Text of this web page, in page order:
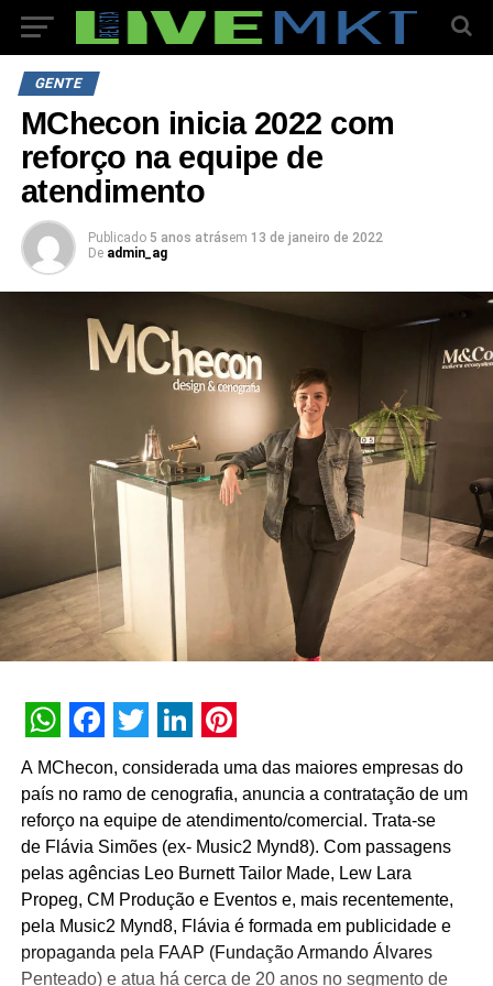
GENTE
MChecon inicia 2022 com
reforço na equipe de
atendimento
Publicado 5 anos atrásem 13 de janeiro de 2022
De admin_ag
WhatsApp
Facebook
Twitter
LinkedIn
Pinterest
A MChecon, considerada uma das maiores empresas do
país no ramo de cenografia, anuncia a contratação de um
reforço na equipe de atendimento/comercial. Trata-se
de Flávia Simões (ex- Music2 Mynd8). Com passagens
pelas agências Leo Burnett Tailor Made, Lew Lara
Propeg, CM Produção e Eventos e, mais recentemente,
pela Music2 Mynd8, Flávia é formada em publicidade e
propaganda pela FAAP (Fundação Armando Álvares
Penteado) e atua há cerca de 20 anos no segmento de